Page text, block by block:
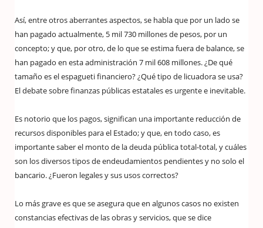
Así, entre otros aberrantes aspectos, se habla que por un lado se
han pagado actualmente, 5 mil 730 millones de pesos, por un
concepto; y que, por otro, de lo que se estima fuera de balance, se
han pagado en esta administración 7 mil 608 millones. ¿De qué
tamaño es el espagueti financiero? ¿Qué tipo de licuadora se usa?
El debate sobre finanzas públicas estatales es urgente e inevitable.
Es notorio que los pagos, significan una importante reducción de
recursos disponibles para el Estado; y que, en todo caso, es
importante saber el monto de la deuda pública total-total, y cuáles
son los diversos tipos de endeudamientos pendientes y no solo el
bancario. ¿Fueron legales y sus usos correctos?
Lo más grave es que se asegura que en algunos casos no existen
constancias efectivas de las obras y servicios, que se dice